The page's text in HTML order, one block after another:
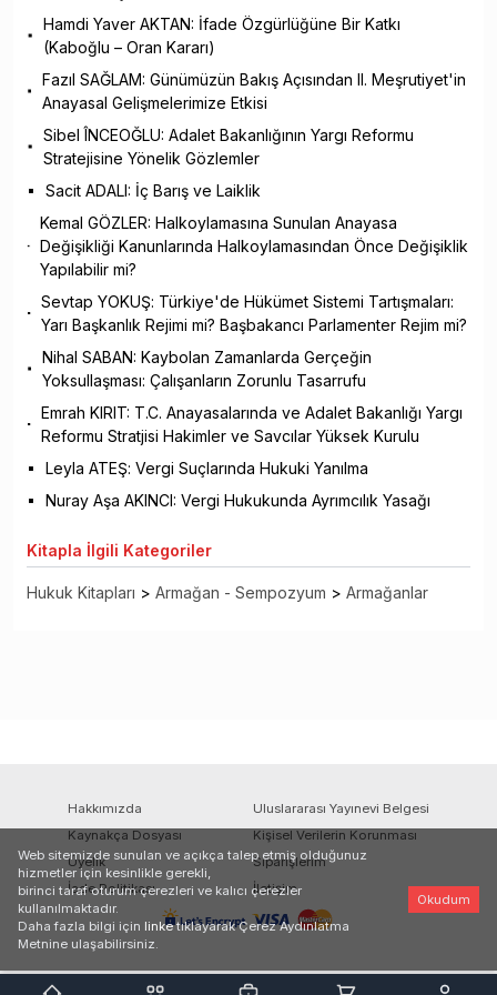
Hamdi Yaver AKTAN: İfade Özgürlüğüne Bir Katkı
(Kaboğlu – Oran Kararı)
Fazıl SAĞLAM: Günümüzün Bakış Açısından II. Meşrutiyet'in
Anayasal Gelişmelerimize Etkisi
Sibel ÎNCEOĞLU: Adalet Bakanlığının Yargı Reformu
Stratejisine Yönelik Gözlemler
Sacit ADALI: İç Barış ve Laiklik
Kemal GÖZLER: Halkoylamasına Sunulan Anayasa
Değişikliği Kanunlarında Halkoylamasından Önce Değişiklik
Yapılabilir mi?
Sevtap YOKUŞ: Türkiye'de Hükümet Sistemi Tartışmaları:
Yarı Başkanlık Rejimi mi? Başbakancı Parlamenter Rejim mi?
Nihal SABAN: Kaybolan Zamanlarda Gerçeğin
Yoksullaşması: Çalışanların Zorunlu Tasarrufu
Emrah KIRIT: T.C. Anayasalarında ve Adalet Bakanlığı Yargı
Reformu Stratjisi Hakimler ve Savcılar Yüksek Kurulu
Leyla ATEŞ: Vergi Suçlarında Hukuki Yanılma
Nuray Aşa AKINCI: Vergi Hukukunda Ayrımcılık Yasağı
Kitapla İlgili Kategoriler
Hukuk Kitapları > Armağan - Sempozyum > Armağanlar
Hakkımızda
Uluslararası Yayınevi Belgesi
Kaynakça Dosyası
Kişisel Verilerin Korunması
Üyelik
Siparişlerim
İade Politikası
İletişim
Web sitemizde sunulan ve açıkça talep etmiş olduğunuz
hizmetler için kesinlikle gerekli,
birinci taraf oturum çerezleri ve kalıcı çerezler
kullanılmaktadır.
Daha fazla bilgi için linke tıklayarak Çerez Aydınlatma
Metnine ulaşabilirsiniz.
Okudum